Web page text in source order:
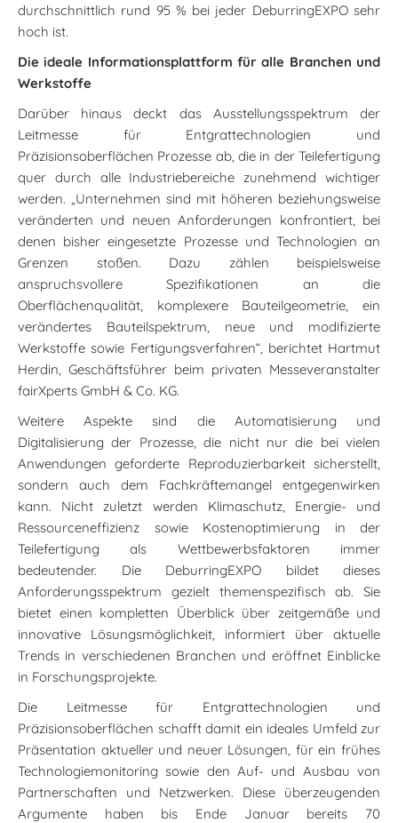
durchschnittlich rund 95 % bei jeder DeburringEXPO sehr
hoch ist.
Die ideale Informationsplattform für alle Branchen und
Werkstoffe
Darüber hinaus deckt das Ausstellungsspektrum der
Leitmesse für Entgrattechnologien und
Präzisionsoberflächen Prozesse ab, die in der Teilefertigung
quer durch alle Industriebereiche zunehmend wichtiger
werden. „Unternehmen sind mit höheren beziehungsweise
veränderten und neuen Anforderungen konfrontiert, bei
denen bisher eingesetzte Prozesse und Technologien an
Grenzen stoßen. Dazu zählen beispielsweise
anspruchsvollere Spezifikationen an die
Oberflächenqualität, komplexere Bauteilgeometrie, ein
verändertes Bauteilspektrum, neue und modifizierte
Werkstoffe sowie Fertigungsverfahren“, berichtet Hartmut
Herdin, Geschäftsführer beim privaten Messeveranstalter
fairXperts GmbH & Co. KG.
Weitere Aspekte sind die Automatisierung und
Digitalisierung der Prozesse, die nicht nur die bei vielen
Anwendungen geforderte Reproduzierbarkeit sicherstellt,
sondern auch dem Fachkräftemangel entgegenwirken
kann. Nicht zuletzt werden Klimaschutz, Energie- und
Ressourceneffizienz sowie Kostenoptimierung in der
Teilefertigung als Wettbewerbsfaktoren immer
bedeutender. Die DeburringEXPO bildet dieses
Anforderungsspektrum gezielt themenspezifisch ab. Sie
bietet einen kompletten Überblick über zeitgemäße und
innovative Lösungsmöglichkeit, informiert über aktuelle
Trends in verschiedenen Branchen und eröffnet Einblicke
in Forschungsprojekte.
Die Leitmesse für Entgrattechnologien und
Präzisionsoberflächen schafft damit ein ideales Umfeld zur
Präsentation aktueller und neuer Lösungen, für ein frühes
Technologiemonitoring sowie den Auf- und Ausbau von
Partnerschaften und Netzwerken. Diese überzeugenden
Argumente haben bis Ende Januar bereits 70